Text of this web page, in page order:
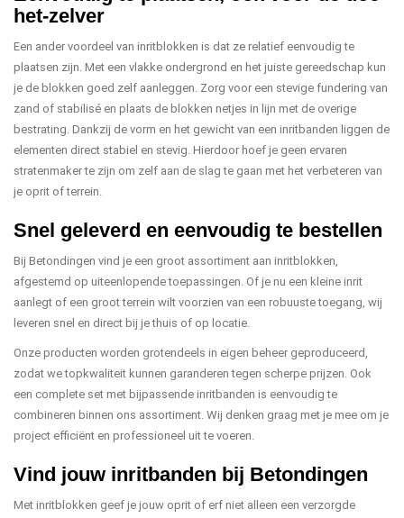
het-zelver
Een ander voordeel van inritblokken is dat ze relatief eenvoudig te
plaatsen zijn. Met een vlakke ondergrond en het juiste gereedschap kun
je de blokken goed zelf aanleggen. Zorg voor een stevige fundering van
zand of stabilisé en plaats de blokken netjes in lijn met de overige
bestrating. Dankzij de vorm en het gewicht van een inritbanden liggen de
elementen direct stabiel en stevig. Hierdoor hoef je geen ervaren
stratenmaker te zijn om zelf aan de slag te gaan met het verbeteren van
je oprit of terrein.
Snel geleverd en eenvoudig te bestellen
Bij Betondingen vind je een groot assortiment aan inritblokken,
afgestemd op uiteenlopende toepassingen. Of je nu een kleine inrit
aanlegt of een groot terrein wilt voorzien van een robuuste toegang, wij
leveren snel en direct bij je thuis of op locatie.
Onze producten worden grotendeels in eigen beheer geproduceerd,
zodat we topkwaliteit kunnen garanderen tegen scherpe prijzen. Ook
een complete set met bijpassende inritbanden is eenvoudig te
combineren binnen ons assortiment. Wij denken graag met je mee om je
project efficiënt en professioneel uit te voeren.
Vind jouw inritbanden bij Betondingen
Met inritblokken geef je jouw oprit of erf niet alleen een verzorgde